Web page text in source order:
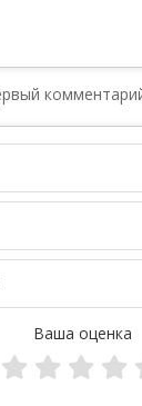
Ваша оценка